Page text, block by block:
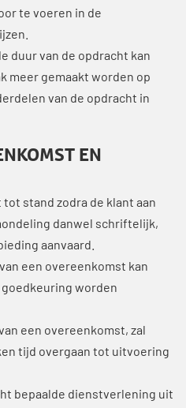
te voeren in de
duur van de opdracht kan
meer gemaakt worden op
van de opdracht in
EN
stand zodra de klant aan
danwel schriftelijk,
aanvaard.
een overeenkomst kan
worden
een overeenkomst, zal
tijd overgaan tot uitvoering
bepaalde dienstverlening uit